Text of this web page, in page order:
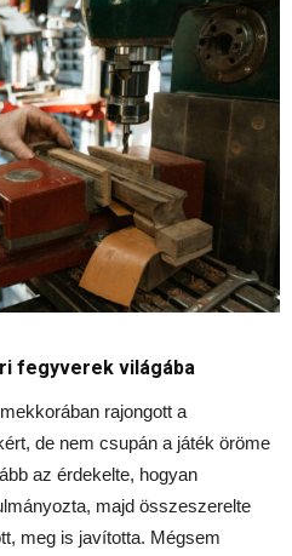
fegyverek világába
rajongott a
de nem csupán a játék öröme
az érdekelte, hogyan
majd összeszerelte
meg is javította. Mégsem